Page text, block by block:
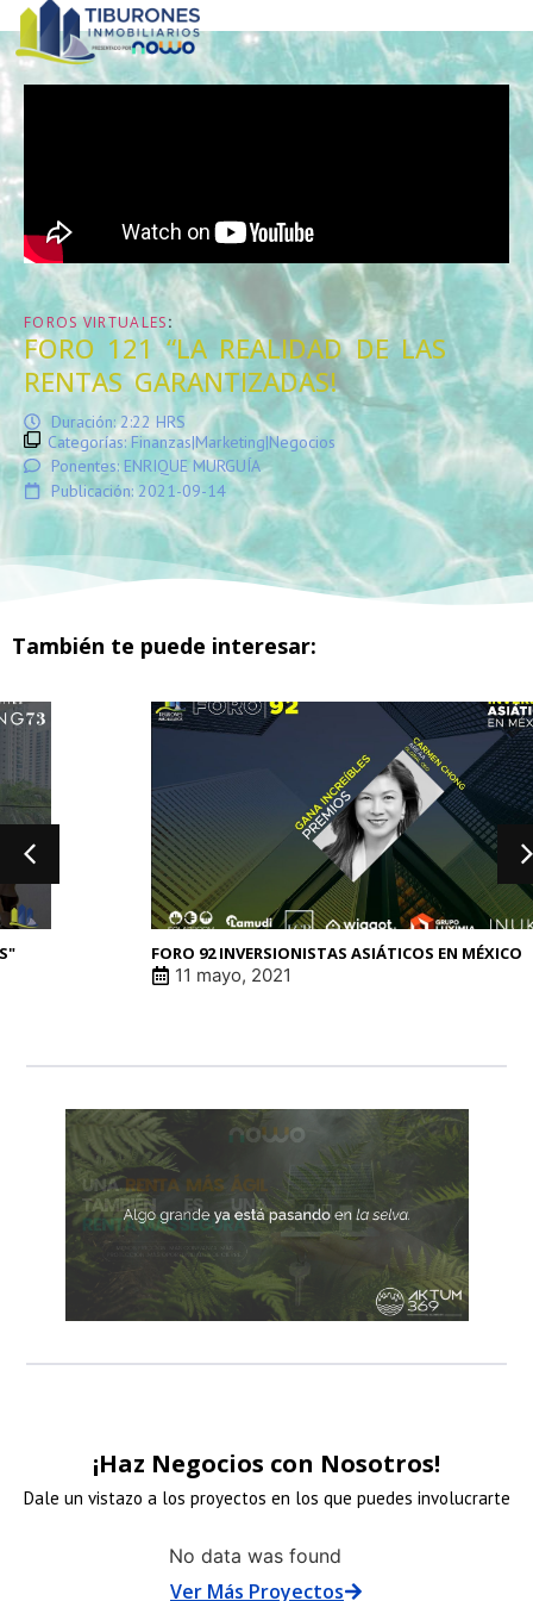
FOROS VIRTUALES:
FORO 121 “LA REALIDAD DE LAS
RENTAS GARANTIZADAS!
Duración: 2:22 HRS
Categorías:Finanzas|Marketing|Negocios
Ponentes: ENRIQUE MURGUÍA
Publicación: 2021-09-14
También te puede interesar:
FORO 92 INVERSIONISTAS ASIÁTICOS EN MÉXICO
11 mayo, 2021
LINK DE
LINK DE
LINK DE
LINK DE
¡Haz Negocios con Nosotros!
Dale un vistazo a los proyectos en los que puedes involucrarte
No data was found
Ver Más Proyectos
ENLACEENLACE